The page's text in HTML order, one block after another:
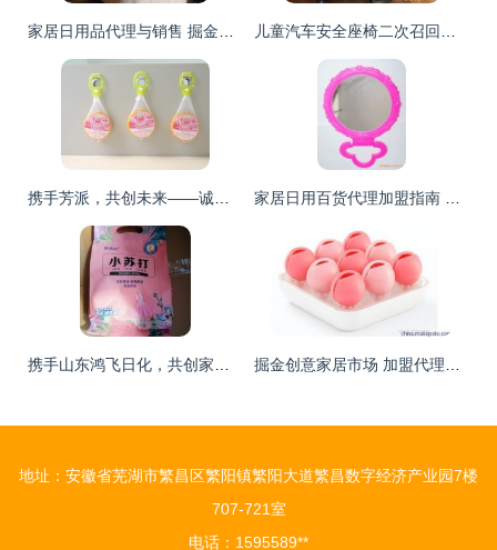
地址：安徽省芜湖市繁昌区繁阳镇繁阳大道繁昌数字经济产业园7楼
707-721室
电话：1595589**